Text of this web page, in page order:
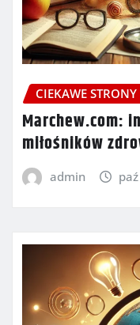
CIEKAWE STRONY
Marchew.com:
miłośników
admin